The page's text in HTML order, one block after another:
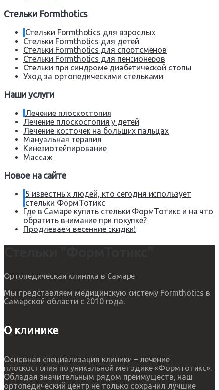
Стельки Formthotics
Стельки Formthotics для взрослых
Стельки Formthotics для детей
Стельки Formthotics для спортсменов
Стельки Formthotics для пенсионеров
Стельки при синдроме диабетической стопы
Уход за ортопедическими стельками
Наши услуги
Лечение плоскостопия
Лечение плоскостопия у детей
Лечение косточек на больших пальцах
Мануальная терапия
Кинезиотейпирование
Массаж
Новое на сайте
5 известных людей, кто сегодня использует
стельки ФормТотикс
Где в Самаре купить стельки ФормТотикс и на что
обратить внимание при покупке?
Продлеваем весенние скидки!
Ортопедическая клиника в Самаре
Мы представляем медицинскую систему Formthotics в
Самарской области с 2010 года.
О клинике
Основная специализация клиники – лечение
плоскостопия по уникальной методике «Формтотикс».
Обладая значительным рядом преимуществ, наш
ортопедический центр не только сохранил лучшие